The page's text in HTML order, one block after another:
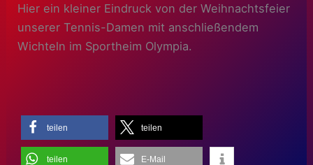
Hier ein kleiner Eindruck von der Weihnachtsfeier
unserer Tennis-Damen mit anschließendem
Wichteln im Sportheim Olympia.
teilen teilen
teilen E-Mail